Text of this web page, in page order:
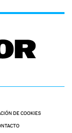
DE COOKIES